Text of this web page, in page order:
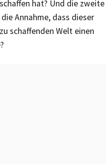
hat? Und die zweite
Annahme, dass dieser
schaffenden Welt einen